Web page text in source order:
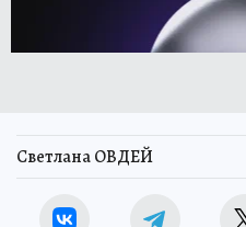
Светлана ОВДЕЙ